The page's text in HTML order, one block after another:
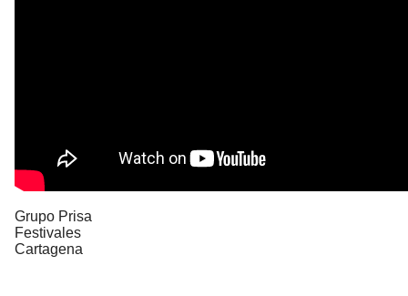
Grupo Prisa
Festivales
Cartagena